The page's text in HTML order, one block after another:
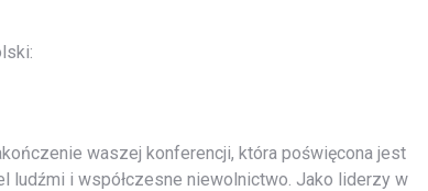
waszej konferencji, która poświęcona jest
ludźmi i współczesne niewolnictwo. Jako liderzy w